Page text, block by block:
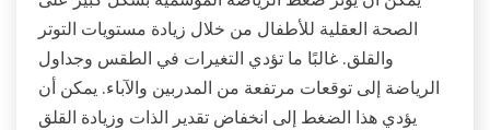
الصحة العقلية للأطفال من خلال زيادة مستويات التوتر
والقلق. غالبًا ما تؤدي التغيرات في الطقس وجداول
الرياضة إلى توقعات مرتفعة من المدربين والآباء. يمكن أن
يؤدي هذا الضغط إلى انخفاض تقدير الذات وزيادة القلق